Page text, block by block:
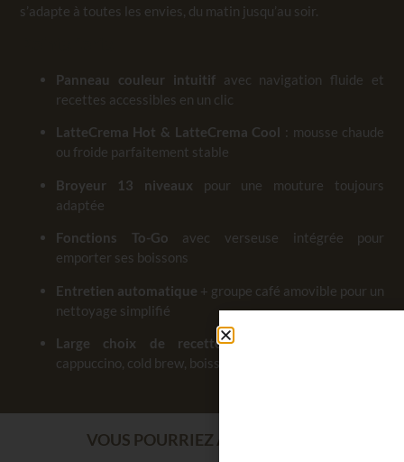
s’adapte à toutes les envies, du matin jusqu’au soir.
Panneau couleur intuitifavec navigation fluide et
recettes accessibles en un clic
LatteCrema Hot & LatteCrema Cool : mousse chaude
ou froide parfaitement stable
Broyeur 13 niveaux pour une mouture toujours
adaptée
Fonctions To-Go avec verseuse intégrée pour
emporter ses boissons
Entretien automatique + groupe café amovible pour un
nettoyage simplifié
Large choix de recettes, dont espresso, latte,
cappuccino, cold brew, boissons froides…
VOUS POURRIEZ AUSSI AIMER